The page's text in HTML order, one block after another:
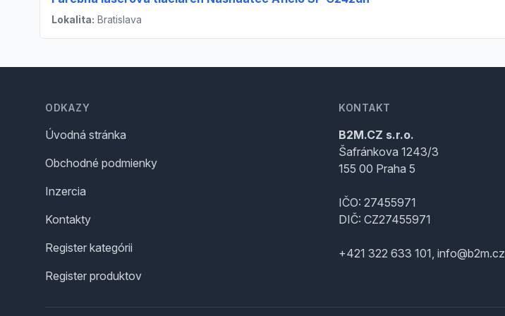
Lokalita: Bratislava
ODKAZY
Úvodná stránka
Obchodné podmienky
Inzercia
Kontakty
Register kategórii
Register produktov
KONTAKT
B2M.CZ s.r.o.
Šafránkova 1243/3
155 00 Praha 5
IČO: 27455971
DIČ: CZ27455971
+421 322 633 101, info@b2m.cz